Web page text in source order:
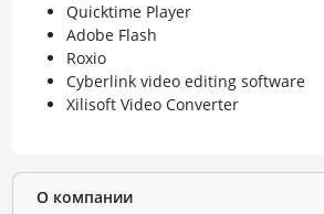
Quicktime Player
Adobe Flash
Roxio
Cyberlink video editing software
Xilisoft Video Converter
О компании